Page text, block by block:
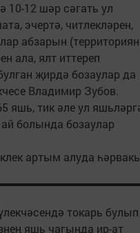
10-12 шәр сәгать ул
эчертә, читлекләрен,
абзарын
ала, ялт иттереп
җирдә бозаулар да
Владимир Зубов.
яшь, тик әле ул
болында бозаулар
артым алуда
токарь булып
яшь чагыңда ир-ат